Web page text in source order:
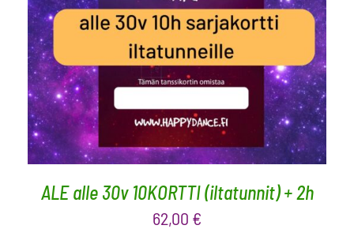
LISÄÄ OSTOSKORIIN / LISÄTIEDOT
ALE alle 30v 10KORTTI (iltatunnit) + 2h
62,00 €